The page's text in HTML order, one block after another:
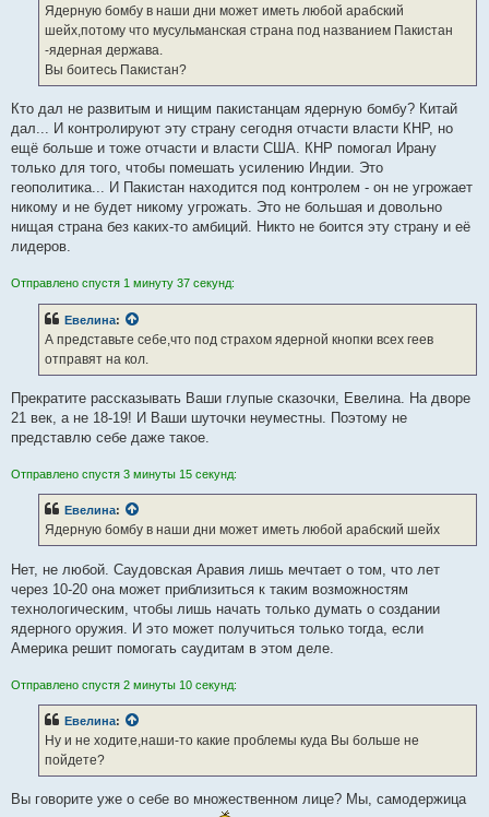
Ядерную бомбу в наши дни может иметь любой арабский
шейх,потому что мусульманская страна под названием Пакистан
-ядерная держава.
Вы боитесь Пакистан?
Кто дал не развитым и нищим пакистанцам ядерную бомбу? Китай
дал... И контролируют эту страну сегодня отчасти власти КНР, но
ещё больше и тоже отчасти и власти США. КНР помогал Ирану
только для того, чтобы помешать усилению Индии. Это
геополитика... И Пакистан находится под контролем - он не угрожает
никому и не будет никому угрожать. Это не большая и довольно
нищая страна без каких-то амбиций. Никто не боится эту страну и её
лидеров.
Отправлено спустя 1 минуту 37 секунд:
Евелина:
А представьте себе,что под страхом ядерной кнопки всех геев
отправят на кол.
Прекратите рассказывать Ваши глупые сказочки, Евелина. На дворе
21 век, а не 18-19! И Ваши шуточки неуместны. Поэтому не
представлю себе даже такое.
Отправлено спустя 3 минуты 15 секунд:
Евелина:
Ядерную бомбу в наши дни может иметь любой арабский шейх
Нет, не любой. Саудовская Аравия лишь мечтает о том, что лет
через 10-20 она может приблизиться к таким возможностям
технологическим, чтобы лишь начать только думать о создании
ядерного оружия. И это может получиться только тогда, если
Америка решит помогать саудитам в этом деле.
Отправлено спустя 2 минуты 10 секунд:
Евелина:
Ну и не ходите,наши-то какие проблемы куда Вы больше не
пойдете?
Вы говорите уже о себе во множественном лице? Мы, самодержица